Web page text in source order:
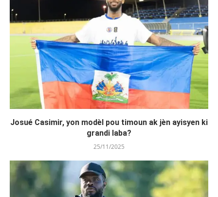
Josué Casimir, yon modèl pou timoun ak jèn ayisyen ki
grandi laba?
25/11/2025